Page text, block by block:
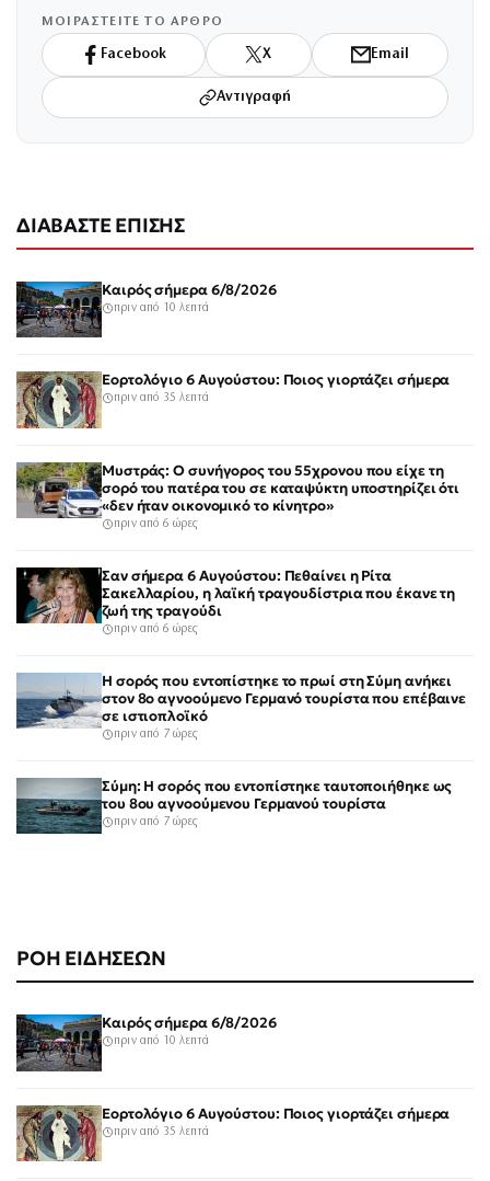
ΡΟΗ ΕΙΔΗΣΕΩΝ
Καιρός σήμερα 6/8/2026
πριν από 10 λεπτά
Εορτολόγιο 6 Αυγούστου: Ποιος γιορτάζει σήμερα
πριν από 35 λεπτά
ΜΟΙΡΑΣΤΕΙΤΕ ΤΟ ΑΡΘΡΟ
Facebook X Email
Αντιγραφή
ΔΙΑΒΑΣΤΕ ΕΠΙΣΗΣ
Καιρός σήμερα 6/8/2026
πριν από 10 λεπτά
Εορτολόγιο 6 Αυγούστου: Ποιος γιορτάζει σήμερα
πριν από 35 λεπτά
Μυστράς: Ο συνήγορος του 55χρονου που είχε τη
σορό του πατέρα του σε καταψύκτη υποστηρίζει ότι
«δεν ήταν οικονομικό το κίνητρο»
πριν από 6 ώρες
Σαν σήμερα 6 Αυγούστου: Πεθαίνει η Ρίτα
Σακελλαρίου, η λαϊκή τραγουδίστρια που έκανε τη
ζωή της τραγούδι
πριν από 6 ώρες
Η σορός που εντοπίστηκε το πρωί στη Σύμη ανήκει
στον 8ο αγνοούμενο Γερμανό τουρίστα που επέβαινε
σε ιστιοπλοϊκό
πριν από 7 ώρες
Σύμη: Η σορός που εντοπίστηκε ταυτοποιήθηκε ως
του 8ου αγνοούμενου Γερμανού τουρίστα
πριν από 7 ώρες